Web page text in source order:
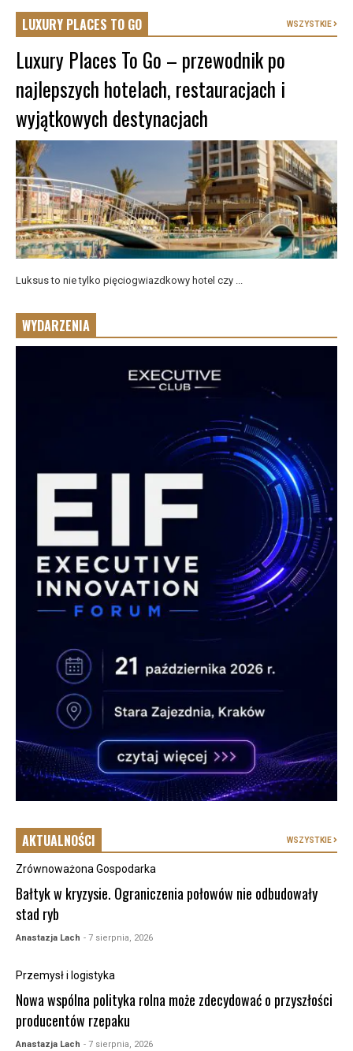
LUXURY PLACES TO GO WSZYSTKIE
Luxury Places To Go – przewodnik po
najlepszych hotelach, restauracjach i
wyjątkowych destynacjach
Luksus to nie tylko pięciogwiazdkowy hotel czy ...
WYDARZENIA
AKTUALNOŚCI WSZYSTKIE
Zrównoważona Gospodarka
Bałtyk w kryzysie. Ograniczenia połowów nie odbudowały
stad ryb
Anastazja Lach - 7 sierpnia, 2026
Przemysł i logistyka
Nowa wspólna polityka rolna może zdecydować o przyszłości
producentów rzepaku
Anastazja Lach - 7 sierpnia, 2026